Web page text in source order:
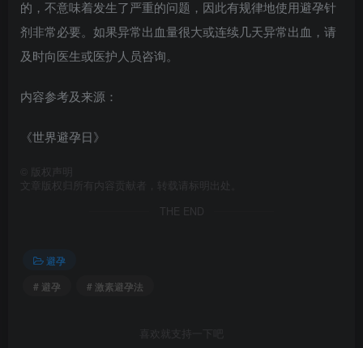
的，不意味着发生了严重的问题，因此有规律地使用避孕针
剂非常必要。如果异常出血量很大或连续几天异常出血，请
及时向医生或医护人员咨询。
内容参考及来源：
《世界避孕日》
版权声明
文章版权归所有内容贡献者，转载请标明出处。
THE END
避孕
# 避孕
# 激素避孕法
喜欢就支持一下吧